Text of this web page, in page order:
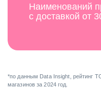
Наименований
с доставкой от
*по данным Data Insight, рейтинг
магазинов за 2024 год.